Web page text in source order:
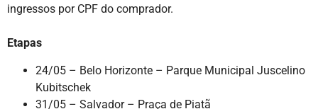
ingressos por CPF do comprador.
Etapas
24/05 – Belo Horizonte – Parque Municipal Juscelino
Kubitschek
31/05 – Salvador – Praça de Piatã